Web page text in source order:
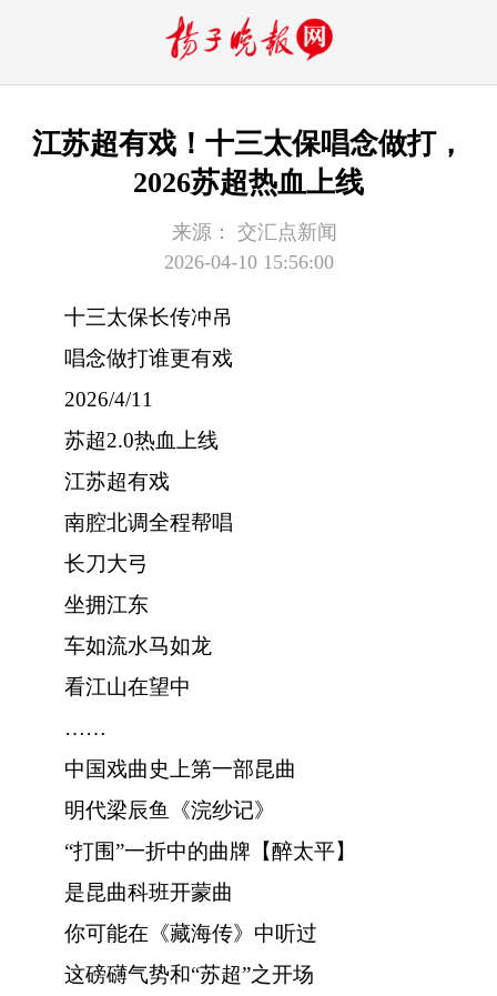
江苏超有戏！十三太保唱念做打，
2026苏超热血上线
来源：
交汇点新闻
2026-04-10 15:56:00
十三太保长传冲吊
唱念做打谁更有戏
2026/4/11
苏超2.0热血上线
江苏超有戏
南腔北调全程帮唱
长刀大弓
坐拥江东
车如流水马如龙
看江山在望中
……
中国戏曲史上第一部昆曲
明代梁辰鱼《浣纱记》
“打围”一折中的曲牌【醉太平】
是昆曲科班开蒙曲
你可能在《藏海传》中听过
这磅礴气势和“苏超”之开场